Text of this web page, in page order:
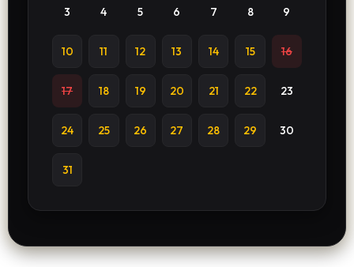
3 4 5 6 7 8 9
10 11 12 13 14 15 16
17 18 19 20 21 22 23
24 25 26 27 28 29 30
31